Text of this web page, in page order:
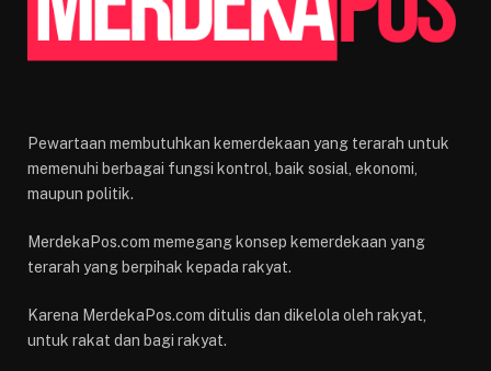
Pewartaan membutuhkan kemerdekaan yang terarah untuk
memenuhi berbagai fungsi kontrol, baik sosial, ekonomi,
maupun politik.
MerdekaPos.com memegang konsep kemerdekaan yang
terarah yang berpihak kepada rakyat.
Karena MerdekaPos.com ditulis dan dikelola oleh rakyat,
untuk rakat dan bagi rakyat.